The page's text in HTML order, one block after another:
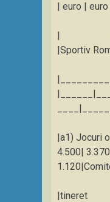
| euro |
| |
|Sportiv
|a1) Jocuri
4.500|